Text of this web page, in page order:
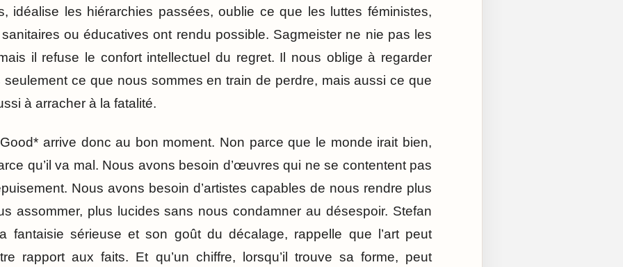
idéalise les hiérarchies passées, oublie ce que les luttes féministes,
ou éducatives ont rendu possible. Sagmeister ne nie pas les
il refuse le confort intellectuel du regret. Il nous oblige à regarder
ce que nous sommes en train de perdre, mais aussi ce que
à arracher à la fatalité.
arrive donc au bon moment. Non parce que le monde irait bien,
qu’il va mal. Nous avons besoin d’œuvres qui ne se contentent pas
Nous avons besoin d’artistes capables de nous rendre plus
assommer, plus lucides sans nous condamner au désespoir. Stefan
fantaisie sérieuse et son goût du décalage, rappelle que l’art peut
rapport aux faits. Et qu’un chiffre, lorsqu’il trouve sa forme, peut